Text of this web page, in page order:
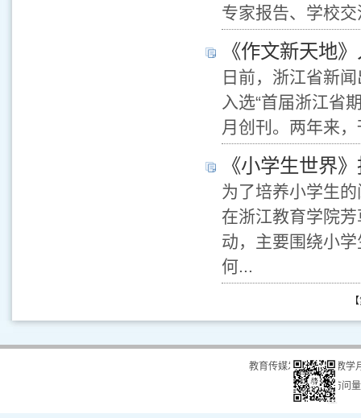
专家报告、学校
《作文新天地
日前，浙江省新
入选“首届浙江省
月创刊。两年来
《小学生世界
为了培养小学生
在浙江教育学院
动，主要围绕小
何...
教育传媒发展中心（教
总访问